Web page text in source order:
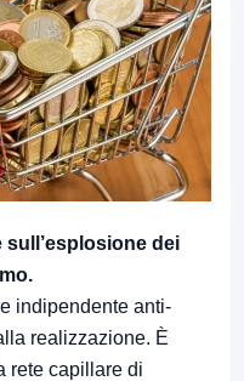
dei
indipendente anti-
realizzazione. È
rete capillare di